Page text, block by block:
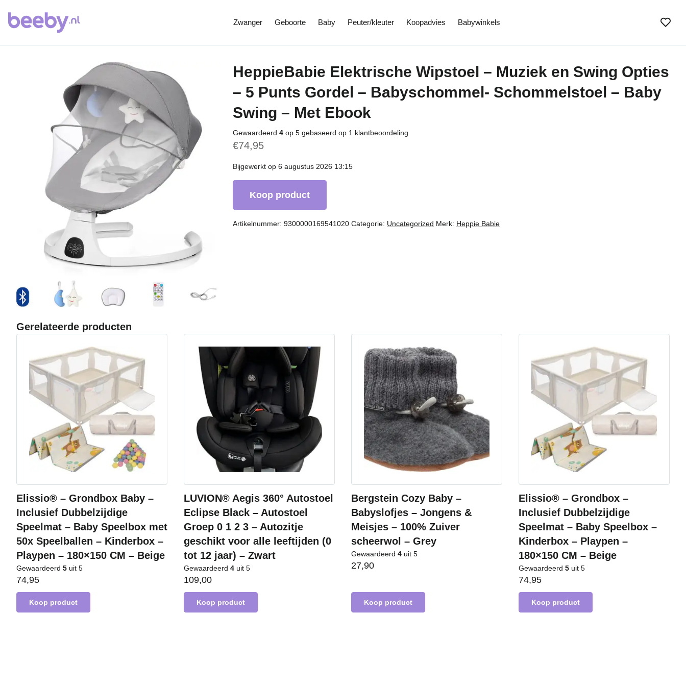
Zwanger Geboorte Baby Peuter/kleuter Koopadvies Babywinkels
HeppieBabie Elektrische Wipstoel – Muziek en Swing Opties
– 5 Punts Gordel – Babyschommel- Schommelstoel – Baby
Swing – Met Ebook
Gewaardeerd 4 op 5 gebaseerd op 1 klantbeoordeling
€74,95
Bijgewerkt op 6 augustus 2026 13:15
Koop product
Artikelnummer: 9300000169541020 Categorie: Uncategorized Merk: Heppie Babie
Gerelateerde producten
Elissio® – Grondbox Baby –
Inclusief Dubbelzijdige
Speelmat – Baby Speelbox met
50x Speelballen – Kinderbox –
Playpen – 180×150 CM – Beige
Gewaardeerd 5 uit 5
74,95
Koop product
LUVION® Aegis 360° Autostoel
Eclipse Black – Autostoel
Groep 0 1 2 3 – Autozitje
geschikt voor alle leeftijden (0
tot 12 jaar) – Zwart
Gewaardeerd 4 uit 5
109,00
Koop product
Bergstein Cozy Baby –
Babyslofjes – Jongens &
Meisjes – 100% Zuiver
scheerwol – Grey
Gewaardeerd 4 uit 5
27,90
Koop product
Elissio® – Grondbox –
Inclusief Dubbelzijdige
Speelmat – Baby Speelbox –
Kinderbox – Playpen –
180×150 CM – Beige
Gewaardeerd 5 uit 5
74,95
Koop product